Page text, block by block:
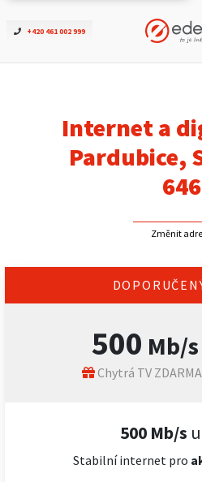
+420 461 002 999
Ověřit
ČEZNET TV
Kontakt
Internet a
Pardubice,
646
Změnit
500 Mb/s
Chytrá TV
500 Mb/s
Stabilní internet pro